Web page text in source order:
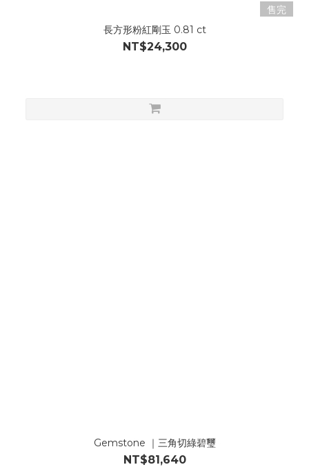
售完
長方形粉紅剛玉 0.81 ct
NT$24,300
Gemstone ｜三角切綠碧璽
NT$81,640